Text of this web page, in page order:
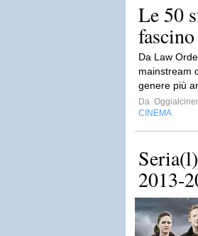
Le 50
Da Law
mainstream
genere più
Da
CINEMA
2013-